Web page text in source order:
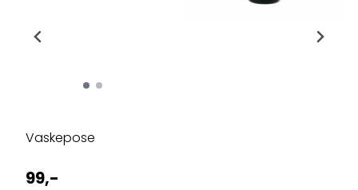
Vaskepose
99,-